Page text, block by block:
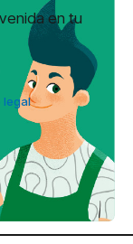
en tu
legal